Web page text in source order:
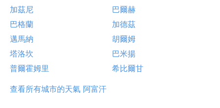
加茲尼
巴爾赫
巴格蘭
加德茲
邁馬納
胡爾姆
塔洛坎
巴米揚
普爾霍姆里
希比爾甘
查看所有城市的天氣 阿富汗